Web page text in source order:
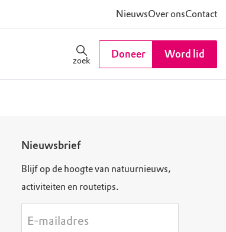
NieuwsOver onsContact
zoek
Doneer Word lid
Nieuwsbrief
Blijf op de hoogte van natuurnieuws,
activiteiten en routetips.
E-mailadres